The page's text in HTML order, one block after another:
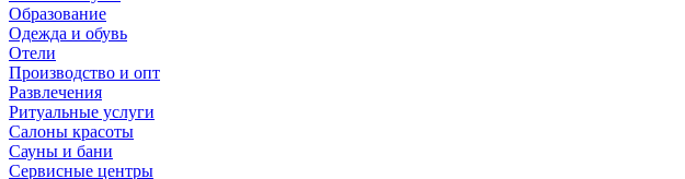
Образование
Одежда и обувь
Отели
Производство и опт
Развлечения
Ритуальные услуги
Салоны красоты
Сауны и бани
Сервисные центры